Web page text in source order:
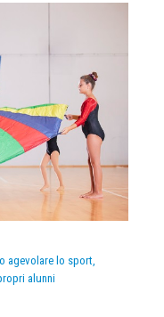
agevolare lo sport,
alunni